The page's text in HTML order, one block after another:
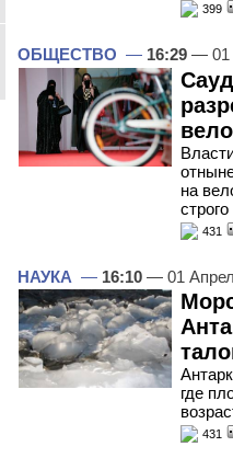
399
ОБЩЕСТВО — 16:29 — 01
на
431
НАУКА — 16:10 — 01
где
431